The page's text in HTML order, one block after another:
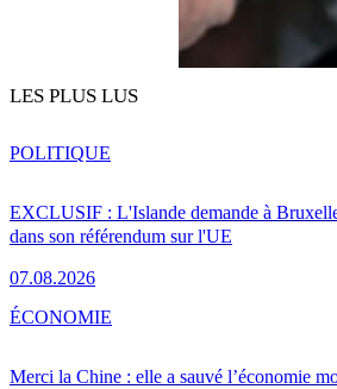
LES PLUS LUS
EXCLUSIF : L'Islande demande à
dans son référendum sur l'UE
07.08.2026
POLITIQUE
Merci la Chine : elle a sauvé l’économie
ÉCONOMIE